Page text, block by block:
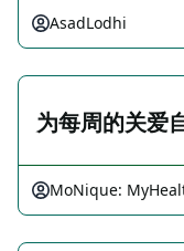
AsadLodhi
为每周的关爱
MoNique: